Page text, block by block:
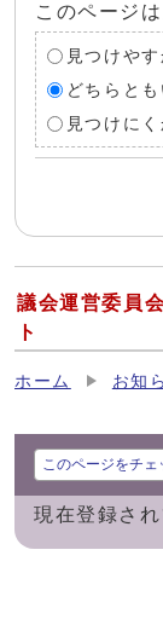
このページ
見つけやす
どちらと
見つけにく
議会運営委員
ト
ホーム お知
このページをチェ
現在登録され